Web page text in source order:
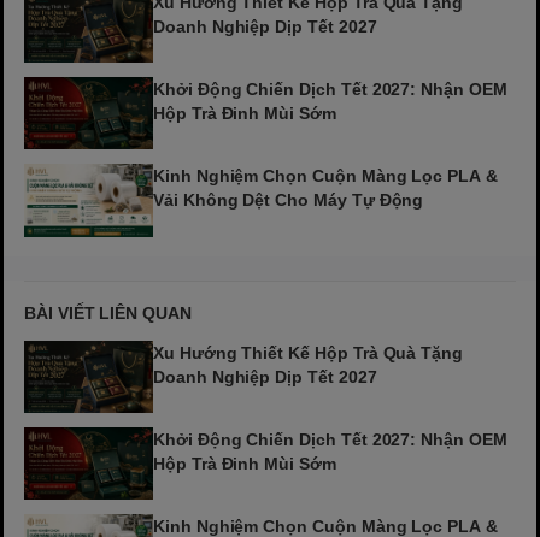
Doanh Nghiệp Dịp Tết 2027
Khởi Động Chiến Dịch Tết 2027: Nhận OEM
Hộp Trà Đinh Mùi Sớm
Kinh Nghiệm Chọn Cuộn Màng Lọc PLA &
Vải Không Dệt Cho Máy Tự Động
BÀI VIẾT LIÊN QUAN
Xu Hướng Thiết Kế Hộp Trà Quà Tặng
Doanh Nghiệp Dịp Tết 2027
Khởi Động Chiến Dịch Tết 2027: Nhận OEM
Hộp Trà Đinh Mùi Sớm
Kinh Nghiệm Chọn Cuộn Màng Lọc PLA &